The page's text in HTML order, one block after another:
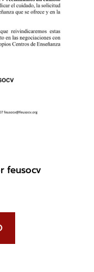
feusocv